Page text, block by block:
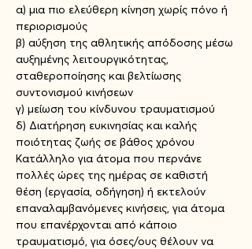
α) μια πιο ελεύθερη κίνηση χωρίς πόνο ή
περιορισμούς
β) αύξηση της αθλητικής απόδοσης μέσω
αυξημένης λειτουργικότητας,
σταθεροποίησης και βελτίωσης
συντονισμού κινήσεων
γ) μείωση του κίνδυνου τραυματισμού
δ) Διατήρηση ευκινησίας και καλής
ποιότητας ζωής σε βάθος χρόνου
Κατάλληλο για άτομα που περνάνε
πολλές ώρες της ημέρας σε καθιστή
θέση (εργασία, οδήγηση) ή εκτελούν
επαναλαμβανόμενες κινήσεις, για άτομα
που επανέρχονται από κάποιο
τραυματισμό, για όσες/ους θέλουν να